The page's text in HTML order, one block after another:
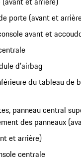
porte (avant et
avant et
d'airbag
du tableau de
panneau central
des panneaux
et arrière)
centrale